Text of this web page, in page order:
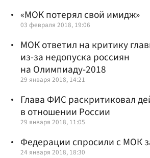
«МОК потерял свой имидж»
03 февраля 2018, 19:06
МОК ответил на критику
из-за недопуска россиян
на Олимпиаду-2018
29 января 2018, 14:21
Глава ФИС раскритиковал
в отношении России
29 января 2018, 11:05
Федерации спросили с МОК
24 января 2018, 18:30